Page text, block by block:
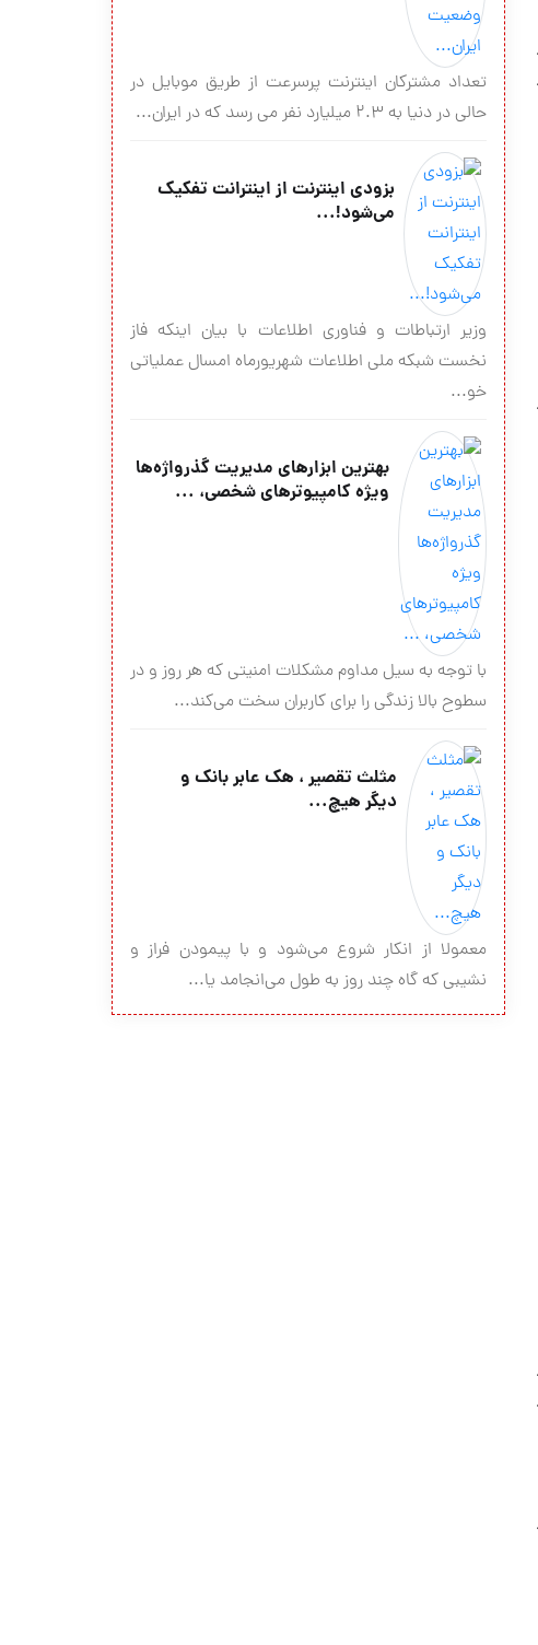
تعداد مشترکان اینترنت پرسرعت از طریق موبایل در
حالی در دنیا به ۲.۳ میلیارد نفر می رسد که در ایران...
بزودی اینترنت از اینترانت تفکیک
می‌شود!...
وزیر ارتباطات و فناوری اطلاعات با بیان اینکه فاز
نخست شبکه ملی اطلاعات شهریورماه امسال عملیاتی
خو...
بهترین ابزارهای مدیریت گذرواژه‌ها
ویژه کامپیوترهای شخصی، ...
با توجه به سیل مداوم مشکلات امنیتی که هر روز و در
سطوح بالا زندگی را برای کاربران سخت می‌کند...
مثلث تقصیر ، هک عابر بانک و
دیگر هیچ...
معمولا از انکار شروع می‌شود و با پیمودن فراز و
نشیبی که گاه چند روز به طول می‌انجامد یا...